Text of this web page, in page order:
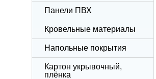
Панели ПВХ
Кровельные материалы
Напольные покрытия
Картон укрывочный,
плёнка